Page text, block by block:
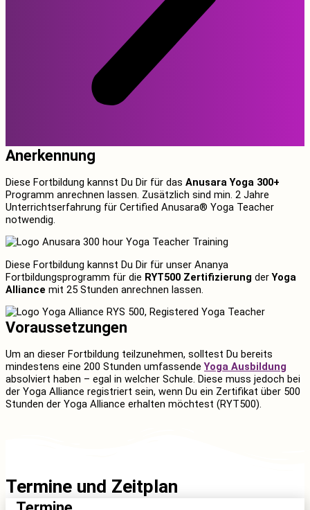
Anerkennung
Diese Fortbildung kannst Du Dir für das Anusara Yoga 300+
Programm anrechnen lassen. Zusätzlich sind min. 2 Jahre
Unterrichtserfahrung für Certified Anusara® Yoga Teacher
notwendig.
Diese Fortbildung kannst Du Dir für unser Ananya
Fortbildungsprogramm für die RYT500 Zertifizierung derYoga
Alliance mit 25 Stunden anrechnen lassen.
Voraussetzungen
Um an dieser Fortbildung teilzunehmen, solltest Du bereits
mindestens eine 200 Stunden umfassendeYoga Ausbildung
absolviert haben – egal in welcher Schule. Diese muss jedoch bei
der Yoga Alliance registriert sein, wenn Du ein Zertifikat über 500
Stunden der Yoga Alliance erhalten möchtest (RYT500).
Termine und Zeitplan